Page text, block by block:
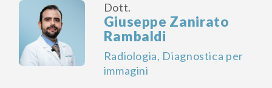
Dott.
Giuseppe Zanirato
Rambaldi
Radiologia, Diagnostica per
immagini